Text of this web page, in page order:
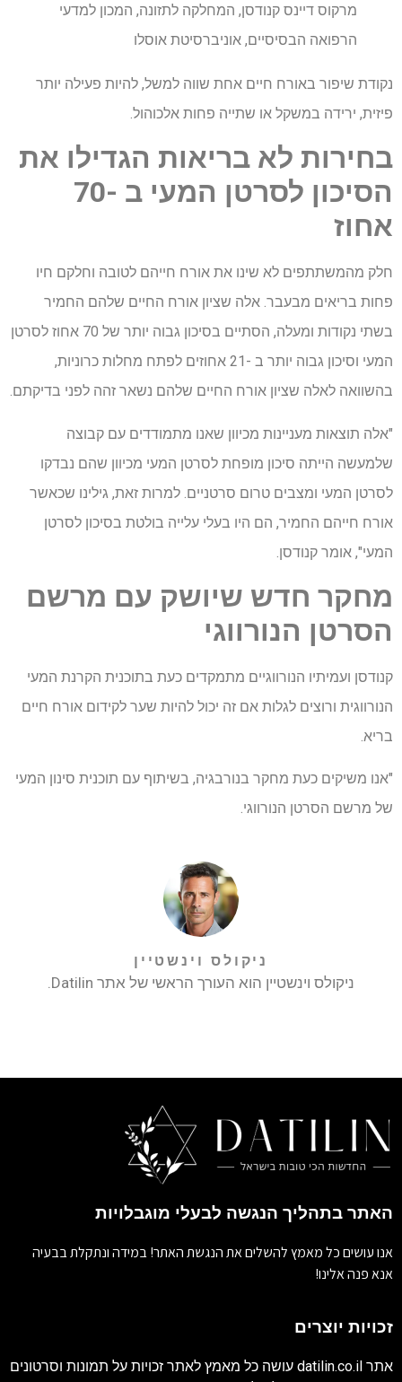
מרקוס דיינס קנודסן, המחלקה לתזונה, המכון למדעי
הרפואה הבסיסיים, אוניברסיטת אוסלו
נקודת שיפור באורח חיים אחת שווה למשל, להיות פעילה יותר
פיזית, ירידה במשקל או שתייה פחות אלכוהול.
בחירות לא בריאות הגדילו את
הסיכון לסרטן המעי ב -70
אחוז
חלק מהמשתתפים לא שינו את אורח חייהם לטובה וחלקם חיו
פחות בריאים מבעבר. אלה שציון אורח החיים שלהם החמיר
בשתי נקודות ומעלה, הסתיים בסיכון גבוה יותר של 70 אחוז לסרטן
המעי וסיכון גבוה יותר ב -21 אחוזים לפתח מחלות כרוניות,
בהשוואה לאלה שציון אורח החיים שלהם נשאר זהה לפני בדיקתם.
"אלה תוצאות מעניינות מכיוון שאנו מתמודדים עם קבוצה
שלמעשה הייתה סיכון מופחת לסרטן המעי מכיוון שהם נבדקו
לסרטן המעי ומצבים טרום סרטניים. למרות זאת, גילינו שכאשר
אורח חייהם החמיר, הם היו בעלי עלייה בולטת בסיכון לסרטן
המעי", אומר קנודסן.
מחקר חדש שיושק עם מרשם
הסרטן הנורווגי
קנודסן ועמיתיו הנורווגיים מתמקדים כעת בתוכנית הקרנת המעי
הנורווגית ורוצים לגלות אם זה יכול להיות שער לקידום אורח חיים
בריא.
"אנו משיקים כעת מחקר בנורבגיה, בשיתוף עם תוכנית סינון המעי
של מרשם הסרטן הנורווגי.
ניקולס וינשטיין
ניקולס וינשטיין הוא העורך הראשי של אתר Datilin.
האתר בתהליך הנגשה לבעלי מוגבלויות
אנו עושים כל מאמץ להשלים את הנגשת האתר! במידה ונתקלת בבעיה
אנא פנה אלינו!
זכויות יוצרים
אתר datilin.co.il עושה כל מאמץ לאתר זכויות על תמונות וסרטונים